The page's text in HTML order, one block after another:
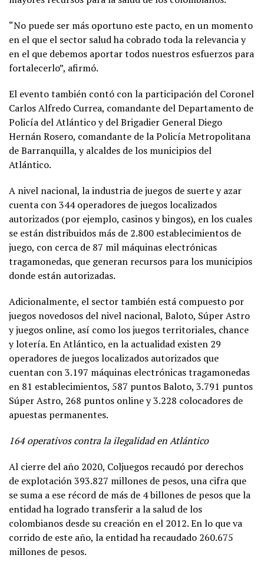
“No puede ser más oportuno este pacto, en un momento
en el que el sector salud ha cobrado toda la relevancia y
en el que debemos aportar todos nuestros esfuerzos para
fortalecerlo”, afirmó.
El evento también contó con la participación del Coronel
Carlos Alfredo Currea, comandante del Departamento de
Policía del Atlántico y del Brigadier General Diego
Hernán Rosero, comandante de la Policía Metropolitana
de Barranquilla, y alcaldes de los municipios del
Atlántico.
A nivel nacional, la industria de juegos de suerte y azar
cuenta con 344 operadores de juegos localizados
autorizados (por ejemplo, casinos y bingos), en los cuales
se están distribuidos más de 2.800 establecimientos de
juego, con cerca de 87 mil máquinas electrónicas
tragamonedas, que generan recursos para los municipios
donde están autorizadas.
Adicionalmente, el sector también está compuesto por
juegos novedosos del nivel nacional, Baloto, Súper Astro
y juegos online, así como los juegos territoriales, chance
y lotería. En Atlántico, en la actualidad existen 29
operadores de juegos localizados autorizados que
cuentan con 3.197 máquinas electrónicas tragamonedas
en 81 establecimientos, 587 puntos Baloto, 3.791 puntos
Súper Astro, 268 puntos online y 3.228 colocadores de
apuestas permanentes.
164 operativos contra la ilegalidad en Atlántico
Al cierre del año 2020, Coljuegos recaudó por derechos
de explotación 393.827 millones de pesos, una cifra que
se suma a ese récord de más de 4 billones de pesos que la
entidad ha logrado transferir a la salud de los
colombianos desde su creación en el 2012. En lo que va
corrido de este año, la entidad ha recaudado 260.675
millones de pesos.